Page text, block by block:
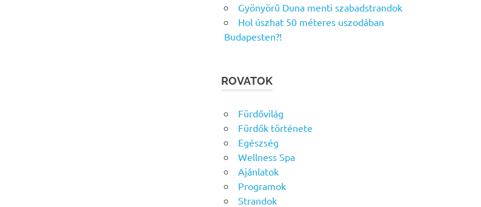
Gyönyörű Duna menti szabadstrandok
Hol úszhat 50 méteres uszodában
Budapesten?!
ROVATOK
Fürdővilág
Fürdők története
Egészség
Wellness Spa
Ajánlatok
Programok
Strandok